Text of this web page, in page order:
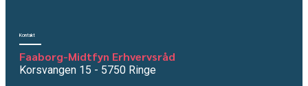
Kontakt
Faaborg-Midtfyn Erhvervsråd
Korsvangen 15 - 5750 Ringe